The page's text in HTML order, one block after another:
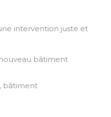
intervention juste et
bâtiment
bâtiment